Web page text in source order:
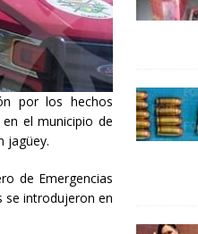
POLÍTICA
por los hechos
el municipio de
jagüey.
de Emergencias
se introdujeron en